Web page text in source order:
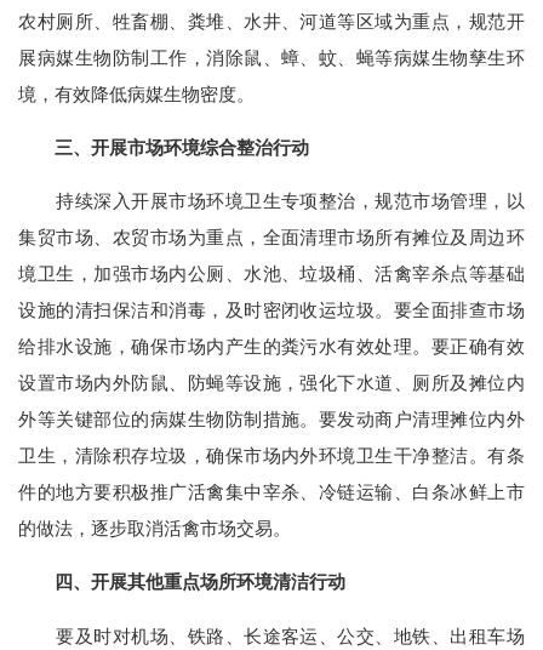
农村厕所、牲畜棚、粪堆、水井、河道等区域为重点，规范开
展病媒生物防制工作，消除鼠、蟑、蚊、蝇等病媒生物孳生环
境，有效降低病媒生物密度。
三、开展市场环境综合整治行动
持续深入开展市场环境卫生专项整治，规范市场管理，以
集贸市场、农贸市场为重点，全面清理市场所有摊位及周边环
境卫生，加强市场内公厕、水池、垃圾桶、活禽宰杀点等基础
设施的清扫保洁和消毒，及时密闭收运垃圾。要全面排查市场
给排水设施，确保市场内产生的粪污水有效处理。要正确有效
设置市场内外防鼠、防蝇等设施，强化下水道、厕所及摊位内
外等关键部位的病媒生物防制措施。要发动商户清理摊位内外
卫生，清除积存垃圾，确保市场内外环境卫生干净整洁。有条
件的地方要积极推广活禽集中宰杀、冷链运输、白条冰鲜上市
的做法，逐步取消活禽市场交易。
四、开展其他重点场所环境清洁行动
要及时对机场、铁路、长途客运、公交、地铁、出租车场